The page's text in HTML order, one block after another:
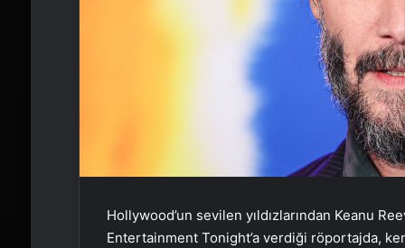
Hollywood’un sevilen yıldızlarından Keanu
Entertainment Tonight’a verdiği röportajda,